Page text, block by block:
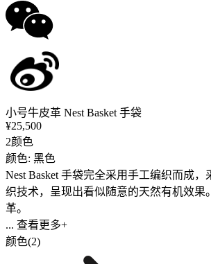
小号牛皮革 Nest Basket 手袋
¥25,500
2颜色
颜色: 黑色
Nest Basket 手袋完全采用手工编织而成
织技术，呈现出看似随意的天然有机效果
革。
... 查看更多+
颜色(2)